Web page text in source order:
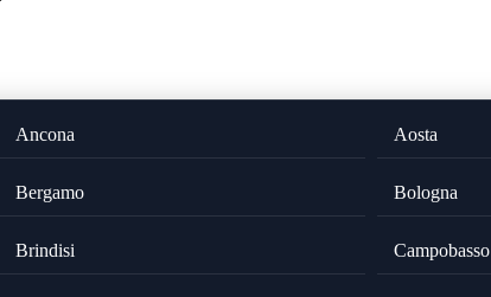
Ancona Aosta
Bergamo Bologna
Brindisi Campobasso